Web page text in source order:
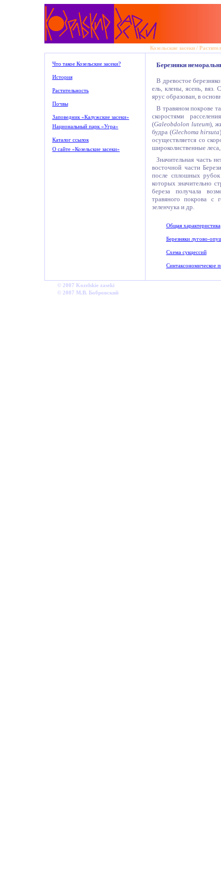
Козельские засеки/
Что такое Козельские засеки?
История
Растительность
Почвы
Заповедник «Калужские засеки»
Национальный парк «Угра»
Каталог ссылок
О сайте «Козельские засеки»
Березняки
В древостое
ель, клены, ясень, вяз.
ярус образован, в
В травяном покрове
скоростями
(Galeobdolon luteum),
будра (Glechoma hirsuta
осуществляется со
широколиственные
Значительная часть
восточной части
после сплошных рубок
которых значительно
береза получала
травяного покрова с
зеленчука и др.
Общая характеристика
Березняки лугово-
Схема сукцессий
Синтаксономическое
© 2007 Kozelskie zaseki
© 2007 М.В. Бобровский